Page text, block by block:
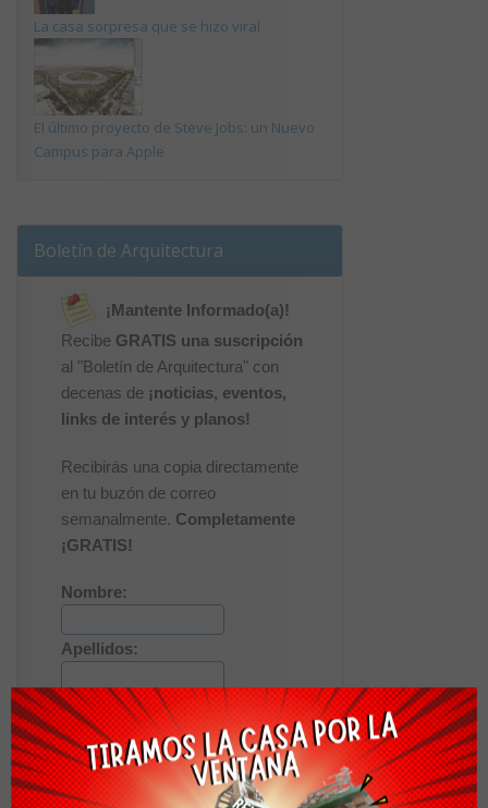
La casa sorpresa que se hizo viral
El último proyecto de Steve Jobs: un Nuevo
Campus para Apple
Boletín de Arquitectura
¡Mantente Informado(a)!
Recibe GRATIS una suscripción
al "Boletín de Arquitectura" con
decenas de ¡noticias, eventos,
links de interés y planos!
Recibirás una copia directamente
en tu buzón de correo
semanalmente. Completamente
¡GRATIS!
Nombre:
Apellidos:
Correo Electrónico: